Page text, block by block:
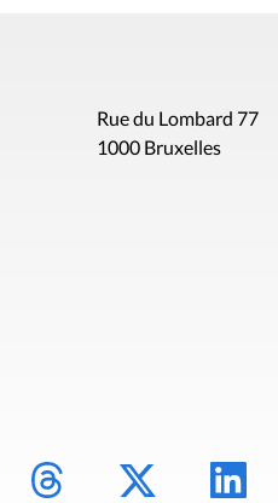
Rue du Lombard 77
1000 Bruxelles